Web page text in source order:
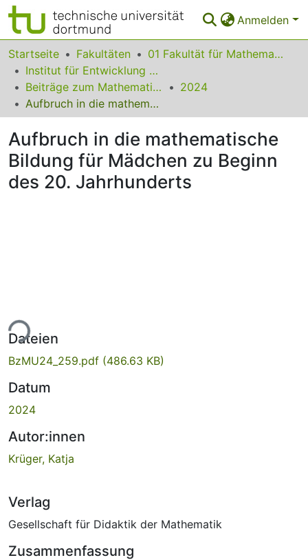
Anmelden
Bereiche & Sammlungen
Das gesamte Repositorium
Statistiken
FAQ
Leitlinien
Zurück zur Startseite
Startseite Fakultäten
01 Fakultät für Mathematik
Institut für Entwicklung und Erforschung des Mathematikunterrichts
Beiträge zum Mathematikunterricht
2024
Aufbruch in die mathematische Bildung für Mädchen zu Beginn des 20. Jahrhunderts
Aufbruch in die mathematische
Bildung für Mädchen zu Beginn
des 20. Jahrhunderts
Dateien
BzMU24_259.pdf (486.63 KB)
Datum
2024
Autor:innen
Krüger, Katja
Verlag
Gesellschaft für Didaktik der Mathematik
Zusammenfassung